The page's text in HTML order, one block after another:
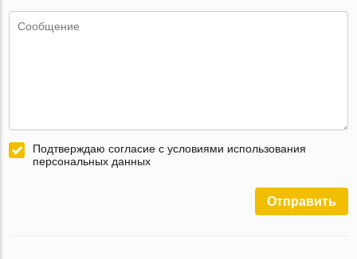
Подтверждаю согласие с условиями использования
персональных данных
Отправить